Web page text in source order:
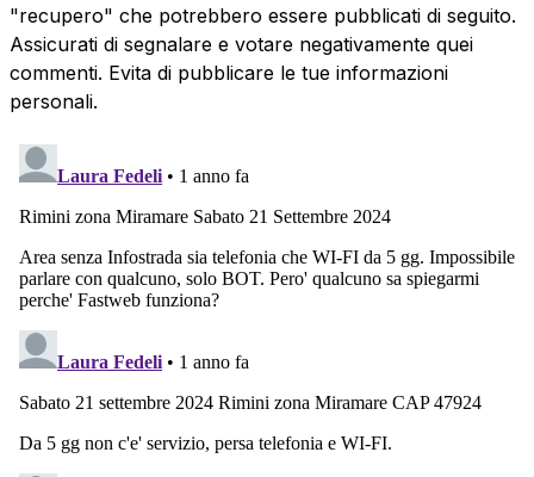
"recupero" che potrebbero essere pubblicati di seguito.
Assicurati di segnalare e votare negativamente quei
commenti. Evita di pubblicare le tue informazioni
personali.